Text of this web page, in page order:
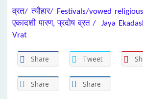
व्रत/ त्यौहार/ Festivals/vowed
एकादशी पारण, प्रदोष व्रत / Jaya
Vrat
Share Tweet
Share Share